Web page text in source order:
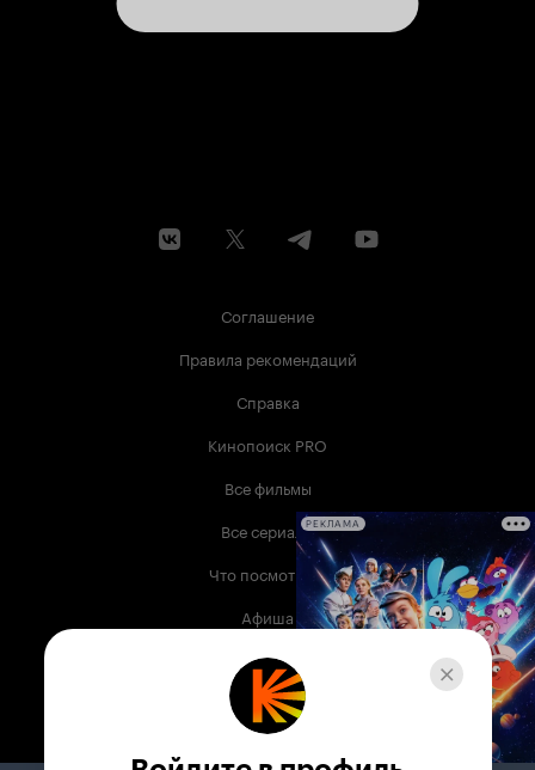
Соглашение
Правила рекомендаций
Справка
Кинопоиск PRO
Все фильмы
Все сериалы
Что посмотреть
Афиша
Музыка
Телепрограмма
РЕКЛАМА